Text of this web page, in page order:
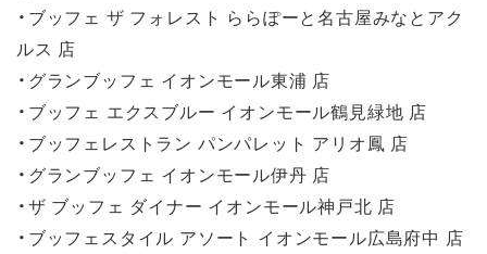
・ブッフェ ザ フォレスト ららぽーと名古屋みなとアク
ルス 店
・グランブッフェ イオンモール東浦 店
・ブッフェ エクスブルー イオンモール鶴見緑地 店
・ブッフェレストラン パンパレット アリオ鳳 店
・グランブッフェ イオンモール伊丹 店
・ザ ブッフェ ダイナー イオンモール神戸北 店
・ブッフェスタイル アソート イオンモール広島府中 店